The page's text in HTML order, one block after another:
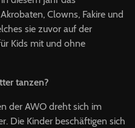
Clowns, Fakire und
sie zuvor auf der
Kids mit und ohne
tanzen?
der AWO dreht sich im
Die Kinder beschäftigen sich